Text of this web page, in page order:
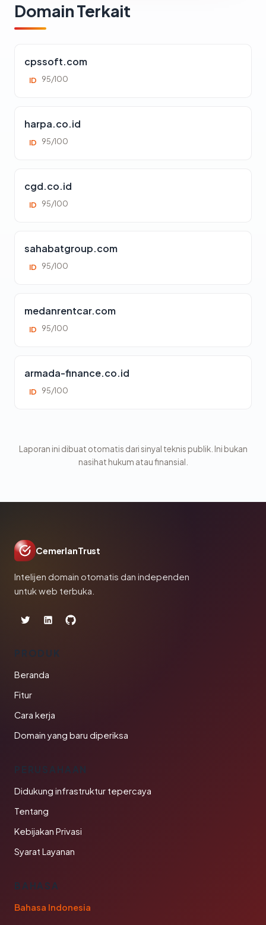
Domain Terkait
cpssoft.com
ID 95/100
harpa.co.id
ID 95/100
cgd.co.id
ID 95/100
sahabatgroup.com
ID 95/100
medanrentcar.com
ID 95/100
armada-finance.co.id
ID 95/100
Laporan ini dibuat otomatis dari sinyal teknis publik. Ini bukan
nasihat hukum atau finansial.
CemerlanTrust
Intelijen domain otomatis dan independen
untuk web terbuka.
PRODUK
Beranda
Fitur
Cara kerja
Domain yang baru diperiksa
PERUSAHAAN
Didukung infrastruktur tepercaya
Tentang
Kebijakan Privasi
Syarat Layanan
BAHASA
Bahasa Indonesia